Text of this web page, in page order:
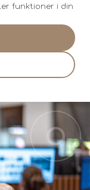
funktioner i din